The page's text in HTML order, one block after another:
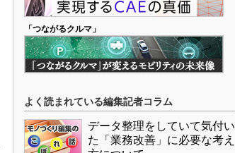
「つながるクルマ」
よく読まれている編集記者コラム
データ整理をしていて気付い
た「業務改善」に必要な考え